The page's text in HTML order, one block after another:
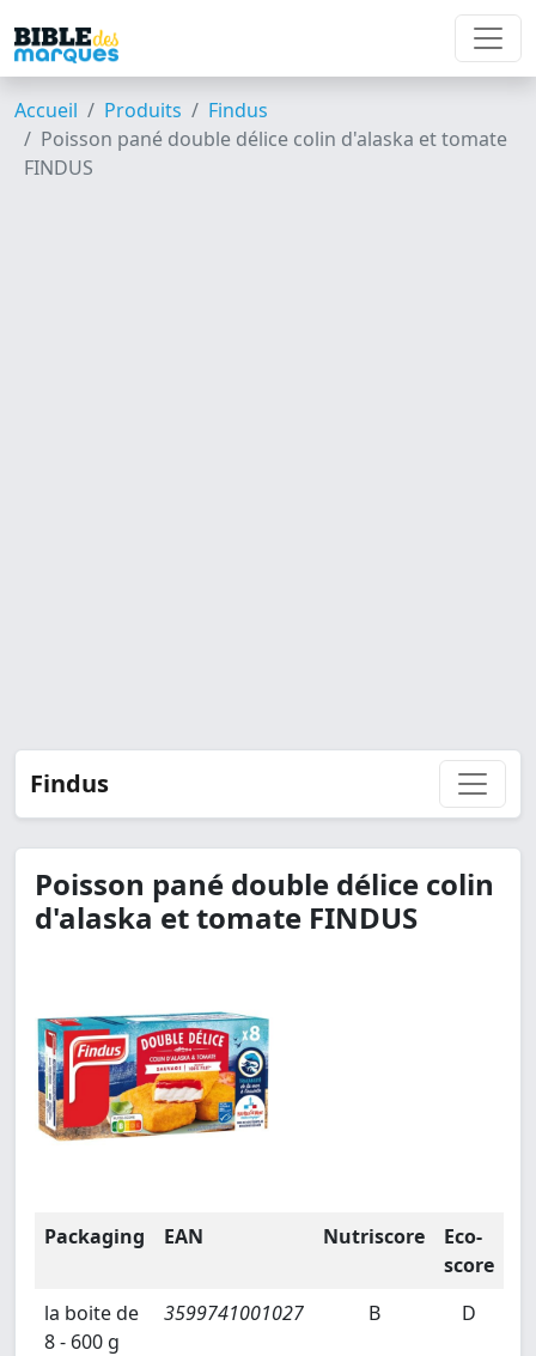
Accueil Produits
Findus
Poisson pané double délice colin d'alaska et tomate
FINDUS
Findus
Poisson pané double délice colin
d'alaska et tomate FINDUS
Packaging EAN Nutriscore
Eco-
score
la boite de
8 - 600 g
3599741001027 B D